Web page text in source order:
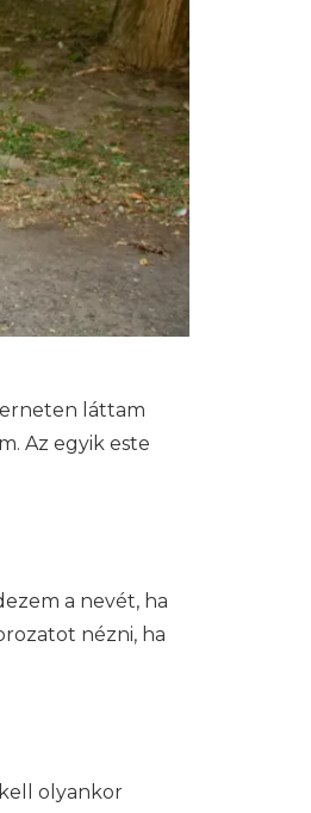
láttam
Az egyik este
a nevét, ha
nézni, ha
olyankor